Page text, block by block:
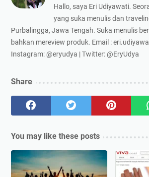
Hallo, saya Eri Udiyawati.
yang suka menulis dan
Purbalingga, Jawa Tengah. Suka menulis
bahkan mereview produk. Email :
Instagram: @eryudya | Twitter: @EryUdya
Share
You may like these posts